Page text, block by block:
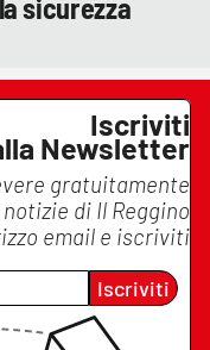
sicurezza
Iscriviti
Newsletter
gratuitamente
di Il Reggino
email e iscriviti
Iscriviti